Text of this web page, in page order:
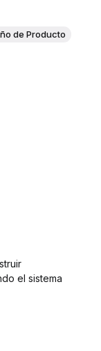
de Producto
el sistema